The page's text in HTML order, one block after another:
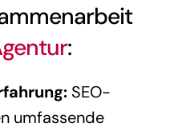
:
SEO-
umfassende